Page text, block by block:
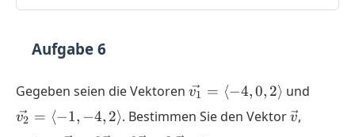
Aufgabe 6
Gegeben seien die Vektoren \vec{v_1}
= \langle
-4,0,2
v1 = ⟨−4,0, 2⟩ und
v2 = ⟨−1, −4, 2⟩. Bestimmen Sie den Vektor\vec{v}
v,